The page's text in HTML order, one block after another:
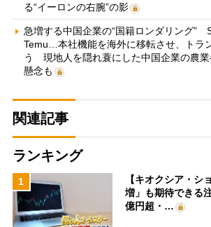
る“イーロンの右腕”の影
急増する中国企業の“国籍ロンダリング”
Temu…本社機能を海外に移転させ、トラ
う 現地人を隠れ蓑にした中国企業の農
懸念も
関連記事
ランキング
1
【キオクシア・シ
増」も期待できる
億円超・…